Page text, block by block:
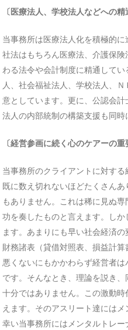
〔医療法人、学校法人などへの精
当事務所は医療法人化を積極的
社法はもちろん医療法、介護保
わる法令や会計制度に精通して
人、社会福祉法人、学校法人、
意としています。更に、公認会
法人の内部統制の構築支援も同時
〔経営参画に続く心のケアーの重
当事務所のクライアントに対す
既に数え切れないほどたくさん
もありません。これは稀に見ぬ
功を奏したものと言えます。し
ます。あまりにも早い社会経済の
財務諸表（貸借対照表、損益計
悪くないにもかかわらず経営者
です。そんなとき、理論を説き
十分ではありません。この激動
えます。そのアスリート達にはメ
幸い当事務所にはメンタルトレ